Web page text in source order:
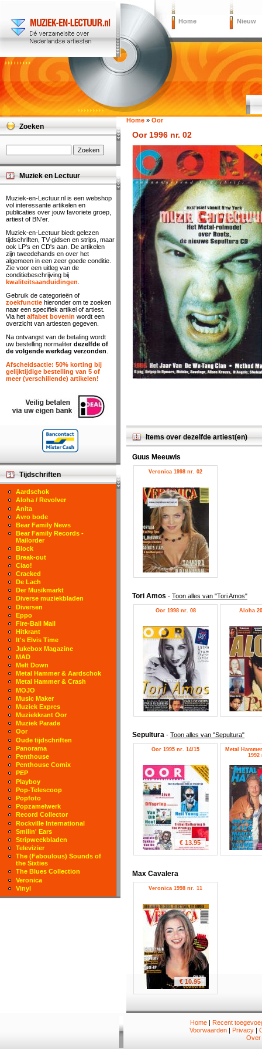
Home Nieuw
Home » Oor
Oor 1996 nr. 02
Items over dezelfde artiest(en)
Guus Meeuwis
Veronica 1998 nr. 02
Tori Amos - Toon alles van "Tori Amos"
Oor 1998 nr. 08 Aloha
Sepultura - Toon alles van "Sepultura"
Oor 1995 nr. 14/15
€ 13.95
Metal
1992
Max Cavalera
Veronica 1998 nr. 11
€ 10.95
Zoeken
Muziek en Lectuur
Muziek-en-Lectuur.nl is een webshop
vol interessante artikelen en
publicaties over jouw favoriete groep,
artiest of BN'er.
Muziek-en-Lectuur biedt gelezen
tijdschriften, TV-gidsen en strips, maar
ook LP's en CD's aan. De artikelen
zijn tweedehands en over het
algemeen in een zeer goede conditie.
Zie voor een uitleg van de
conditiebeschrijving bij
kwaliteitsaanduidingen
Gebruik de categorieën of
zoekfunctie hieronder om te zoeken
naar een specifiek artikel of artiest.
Via het alfabet bovenin wordt een
overzicht van artiesten gegeven.
Na ontvangst van de betaling wordt
uw bestelling normaliter dezelfde of
de volgende werkdag verzonden
Afscheidsactie: 50% korting bij
gelijktijdige bestelling van 5 of
meer (verschillende) artikelen!
Tijdschriften
Aardschok
Aloha / Revolver
Anita
Avro bode
Bear Family News
Bear Family Records -
Mailorder
Block
Break-out
Ciao!
Cracked
De Lach
Der Musikmarkt
Diverse muziekbladen
Diversen
Eppo
Fire-Ball Mail
Hitkrant
It's Elvis Time
Jukebox Magazine
MAD
Melt Down
Metal Hammer & Aardschok
Metal Hammer & Crash
MOJO
Music Maker
Muziek Expres
Muziekkrant Oor
Muziek Parade
Oor
Oude tijdschriften
Panorama
Penthouse
Penthouse Comix
PEP
Playboy
Pop-Telescoop
Popfoto
Popzamelwerk
Record Collector
Rockville International
Smilin' Ears
Stripweekbladen
Televizier
The (Faboulous) Sounds of
the Sixties
The Blues Collection
Veronica
Vinyl
Home| Recent
Voorwaarden | Privacy |
Over